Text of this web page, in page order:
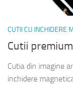
CUTII CU INCHIDERE
Cutii
Cutia din imagine
inchidere